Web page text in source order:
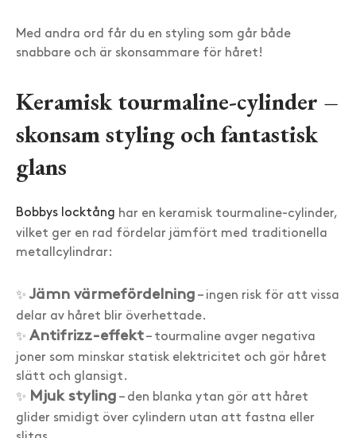
Med andra ord får du en styling som går både
snabbare och är skonsammare för håret!
Keramisk tourmaline-cylinder –
skonsam styling och fantastisk
glans
Bobbys locktång har en keramisk tourmaline-cylinder,
vilket ger en rad fördelar jämfört med traditionella
metallcylindrar:
✨Jämn värmefördelning – ingen risk för att vissa
delar av håret blir överhettade.
✨ Antifrizz-effekt– tourmaline avger negativa
joner som minskar statisk elektricitet och gör håret
slätt och glansigt.
✨ Mjuk styling – den blanka ytan gör att håret
glider smidigt över cylindern utan att fastna eller